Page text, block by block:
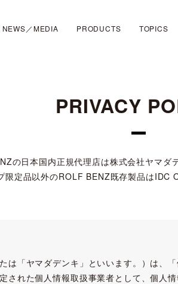
NEWS／MEDIA PRODUCTS TOPICS
PRIVACY
の日本国内正規代理店は株式会社ヤマダ
限定品以外のROLF BENZ既存製品はIDC
は「ヤマダデンキ」といいます。）は、
された個人情報取扱事業者として、個人